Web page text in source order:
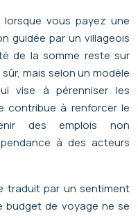
vous payez une
guidée par un villageois
de la somme reste sur
mais selon un modèle
vise à pérenniser les
contribue à renforcer le
des emplois non
à des acteurs
traduit par un sentiment
budget de voyage ne se